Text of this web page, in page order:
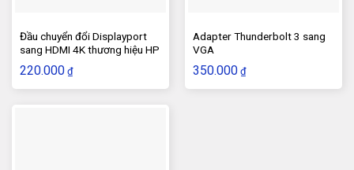
Đầu chuyển đổi Displayport
sang HDMI 4K thương hiệu HP
220.000 ₫
Adapter Thunderbolt 3 sang
VGA
350.000 ₫